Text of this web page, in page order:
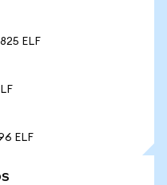
ELF
ELF